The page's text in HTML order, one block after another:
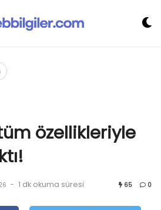
özellikleriyle
- 1 dk okuma süresi 65 0